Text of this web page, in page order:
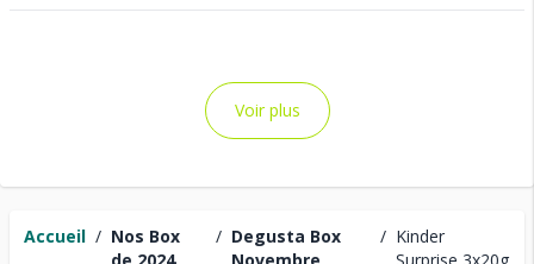
Accueil / Nos Box
/ Degusta Box
/ Kinder
Voir plus